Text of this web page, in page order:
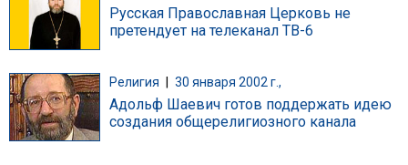
Русская Православная Церковь не
претендует на телеканал ТВ-6
Религия 30 января 2002 г.,
Адольф Шаевич готов поддержать идею
создания общерелигиозного канала